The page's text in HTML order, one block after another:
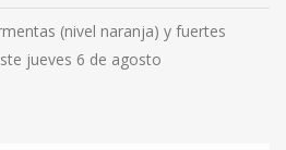
(nivel naranja) y fuertes
jueves 6 de agosto